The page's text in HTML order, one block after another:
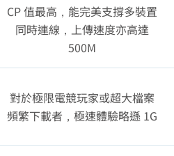
CP 值最高，能完美支撐多裝置
同時連線，上傳速度亦高達
500M
對於極限電競玩家或超大檔案
頻繁下載者，極速體驗略遜 1G